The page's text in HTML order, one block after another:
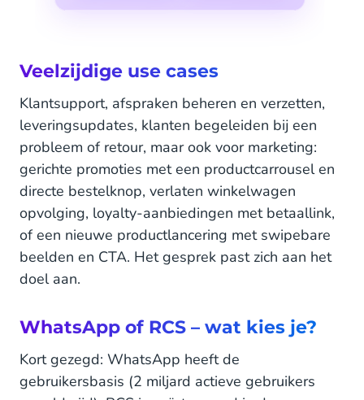
Veelzijdige use cases
Klantsupport, afspraken beheren en verzetten,
leveringsupdates, klanten begeleiden bij een
probleem of retour, maar ook voor marketing:
gerichte promoties met een productcarrousel en
directe bestelknop, verlaten winkelwagen
opvolging, loyalty-aanbiedingen met betaallink,
of een nieuwe productlancering met swipebare
beelden en CTA. Het gesprek past zich aan het
doel aan.
WhatsApp of RCS – wat kies je?
Kort gezegd: WhatsApp heeft de
gebruikersbasis (2 miljard actieve gebruikers